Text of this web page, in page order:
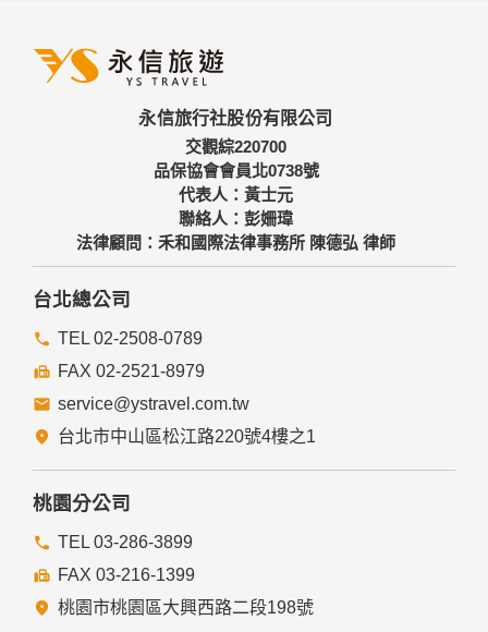
三、資料之保護
備及必要的安全防護措施，加以保護網站及您的個人資料採用
嚴格的保護措施，只由經過授權的人員才能接觸您的個人資
料，相關處理人員皆簽有保密合約，如有違反保密義務者，將
會受到相關的法律處分。
如因業務需要有必要委託其他單位提供服務時，本網站亦會嚴
格要求其遵守保密義務，並且採取必要檢查程序以確定其將確
實遵守。
四、網站對外的相關連結
提供的連結，點選進入其他網站。但該連結網站不適用本網站
的隱私權保護政策，您必須參考該連結網站中的隱私權保護政
策。
五、與第三人共用個人資料之政策
本網站絕不會提供、交換、出租或出售任何您的個人資料給其
他個人、團體、私人企業或公務機關，但有法律依據或合約義
務者，不在此限。
前項但書之情形包括不限於：
經由您書面同意。
法律明文規定。
永信旅行社股份有限公司
交觀綜220700
品保協會會員北0738號
代表人：黃士元
聯絡人：彭姍瑋
法律顧問：禾和國際法律事務所 陳德弘 律師
台北總公司
TEL 02-2508-0789
FAX 02-2521-8979
service@ystravel.com.tw
台北市中山區松江路220號4樓之1
桃園分公司
TEL 03-286-3899
FAX 03-216-1399
桃園市桃園區大興西路二段198號